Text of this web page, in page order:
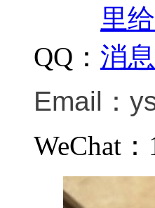
QQ：
Email：
WeChat